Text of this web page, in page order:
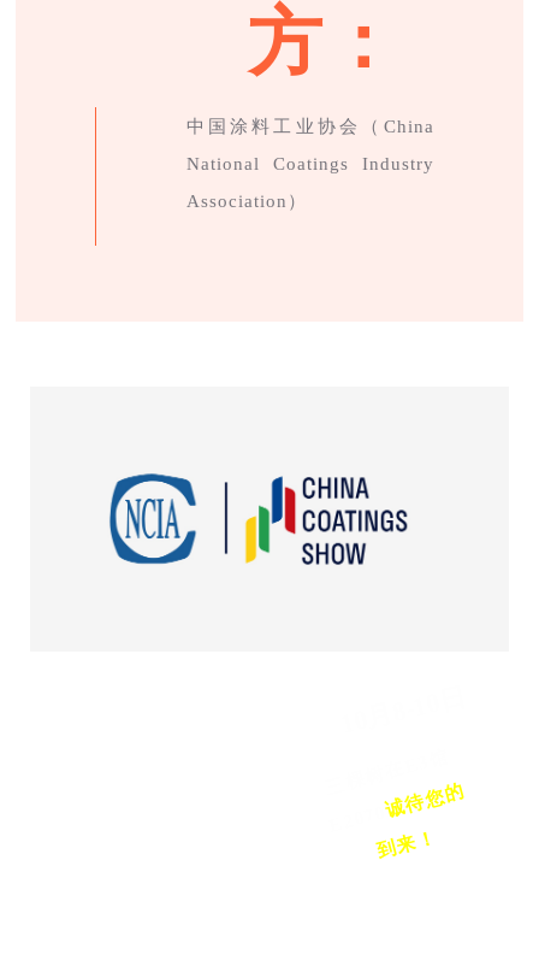
方：
中国涂料工业协会（China
National Coatings Industry
Association）
三
棵
树
在
E
3
馆
E
2
0
7
0诚
待
您
的
到
来
！